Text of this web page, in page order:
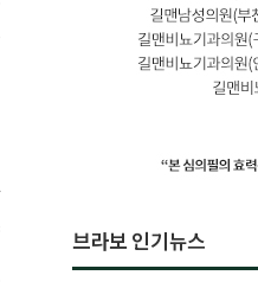
브라보 인기뉴스